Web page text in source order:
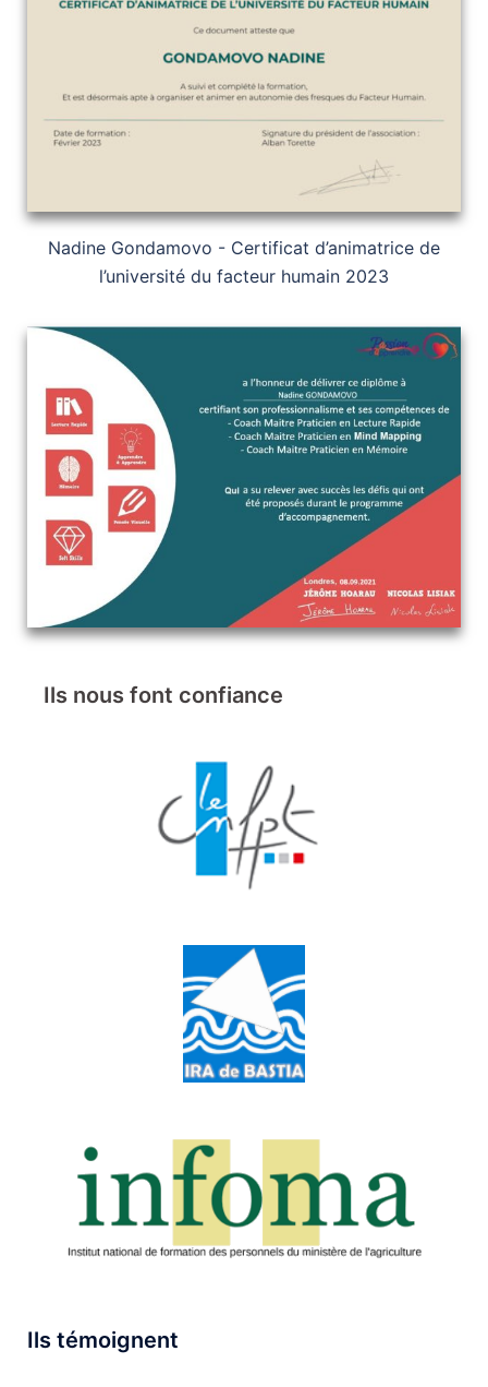
Nadine Gondamovo - Certificat d’animatrice de
l’université du facteur humain 2023
Ils nous font confiance
Ils témoignent